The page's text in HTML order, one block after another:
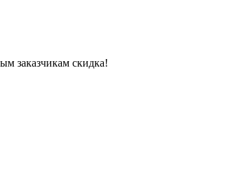
заказчикам скидка!